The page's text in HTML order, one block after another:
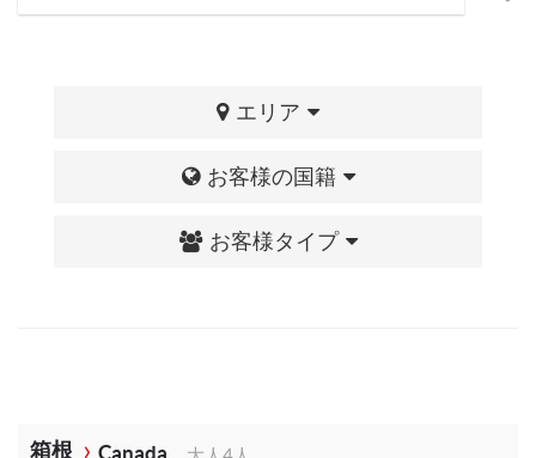
エリア
お客様の国籍
お客様タイプ
箱根 Canada